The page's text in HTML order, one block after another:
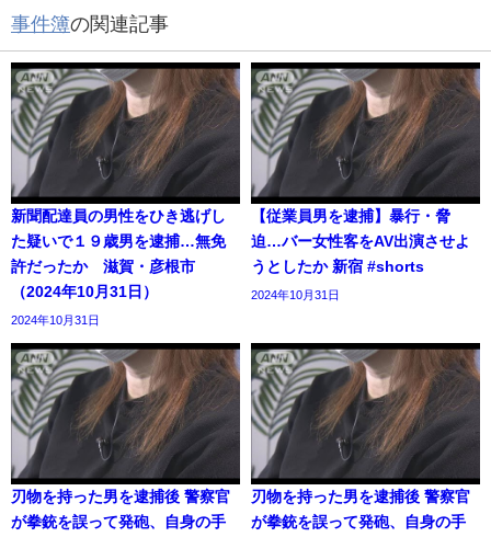
事件簿の関連記事
新聞配達員の男性をひき逃げし
た疑いで１９歳男を逮捕…無免
許だったか 滋賀・彦根市
（2024年10月31日）
2024年10月31日
【従業員男を逮捕】暴行・脅
迫…バー女性客をAV出演させよ
うとしたか 新宿 #shorts
2024年10月31日
刃物を持った男を逮捕後 警察官
が拳銃を誤って発砲、自身の手
刃物を持った男を逮捕後 警察官
が拳銃を誤って発砲、自身の手